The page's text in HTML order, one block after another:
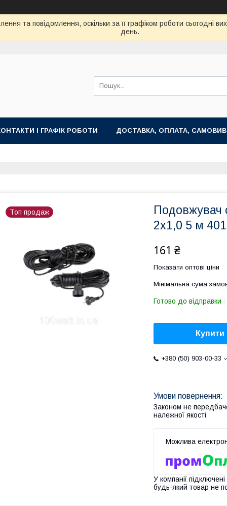
та повідомлення, оскільки за її графіком роботи сьогодні
день.
І ГРАФІК РОБОТИ ДОСТАВКА, ОПЛАТА,
Топ продаж
Подовжувач
2х1,0 5 м
161 ₴
Показати оптові ціни
Мінімальна сума
Готово до відправки
Купити
+380 (50) 903-00-33
Законом не
належної якості
У компанії
будь-який товар не